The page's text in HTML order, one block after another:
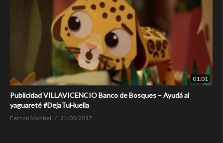
01:01
Publicidad VILLAVICENCIO Banco de Bosques – Ayudá al
yaguareté #DejaTuHuella
Fernan Montiel 21/03/2017